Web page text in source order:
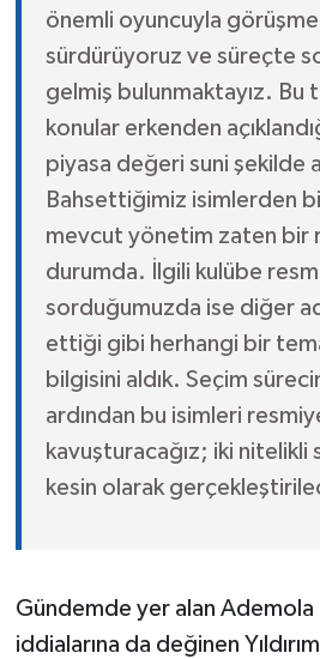
önemli oyuncuyla
sürdürüyoruz ve süreçte
gelmiş bulunmaktayız. Bu
konular erkenden
piyasa değeri suni şekilde
Bahsettiğimiz isimlerden
mevcut yönetim zaten bir
durumda. İlgili kulübe
sorduğumuzda ise diğer
ettiği gibi herhangi bir
bilgisini aldık. Seçim
ardından bu isimleri
kavuşturacağız; iki
kesin olarak
Gündemde yer alan Ademola
iddialarına da değinen